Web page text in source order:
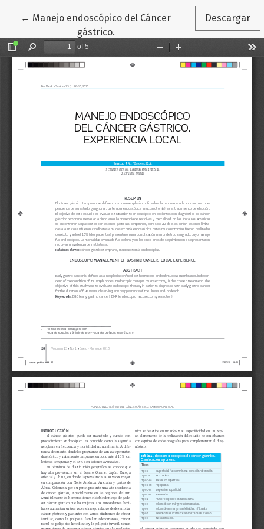
← Volver a los detalles del artículo
Manejo endoscópico del Cáncer
gástrico.
Descargar